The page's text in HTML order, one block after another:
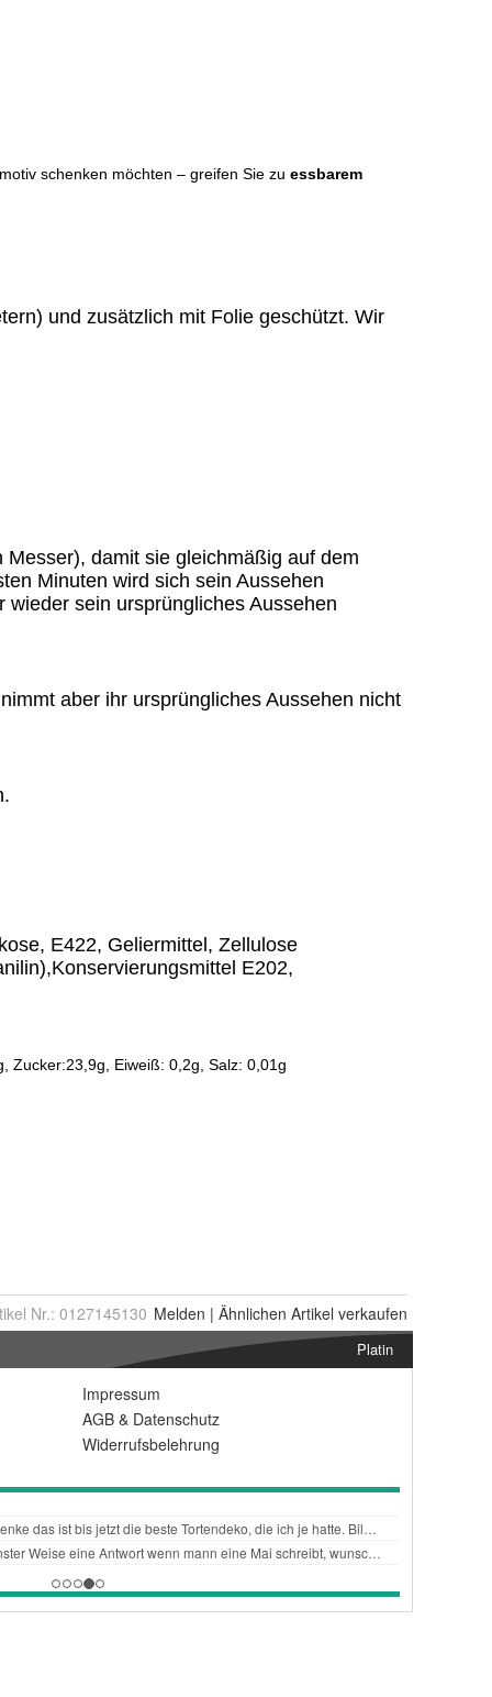
Nr.: 0127145130 Melden | Ähnlichen Artikel verkaufen
Platin
Impressum
AGB & Datenschutz
Widerrufsbelehrung